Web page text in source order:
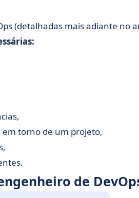
(detalhadas mais adiante no
em torno de um projeto,
de